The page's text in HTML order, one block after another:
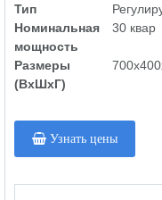
Тип
Номинальная
мощность
30 квар
Размеры
(ВхШхГ)
Узнать цены